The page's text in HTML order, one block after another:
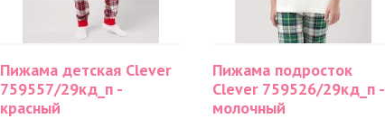
Пижама детская Clever
759557/29кд_п -
красный
Пижама подросток
Clever 759526/29кд_п -
молочный